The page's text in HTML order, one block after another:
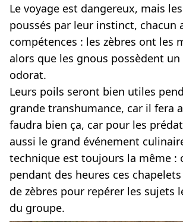
Le voyage est dangereux, mais
poussés par leur instinct, chacun
compétences : les zèbres ont les
alors que les gnous possèdent
odorat.
Leurs poils seront bien utiles
grande transhumance, car il fera
faudra bien ça, car pour les
aussi le grand événement
technique est toujours la même :
pendant des heures ces
de zèbres pour repérer les sujets
du groupe.